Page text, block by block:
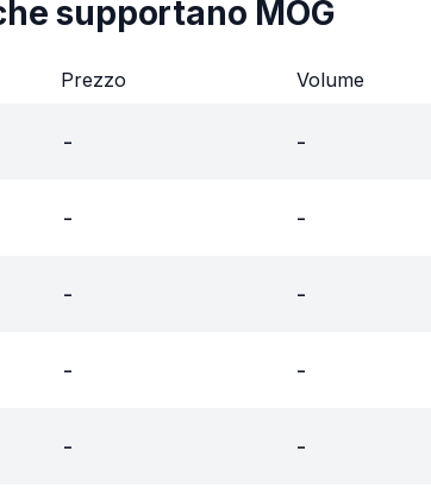
supportano MOG
Prezzo Volume
- -
- -
- -
- -
- -